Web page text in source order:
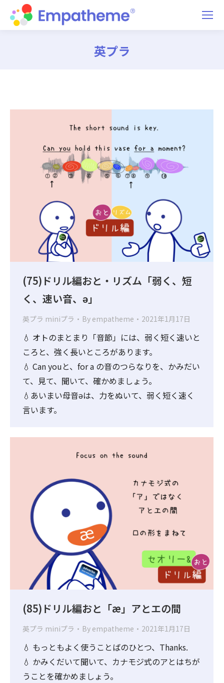
英プラ
(75)ドリル編おと・リズム「弱く、短
く、速い音、ə」
英プラ miniプラ By empatheme 2021年1月17日
💧 オトのまとまり「音節」には、弱く短く速いと
ころと、強く長いところがあります。
💧 Can youと、for a の音のつらなりを、かみだい
て、見て、聞いて、確かめましょう。
💧あいまい母音əは、力をぬいて、弱く短く速く
言います。
(85)ドリル編おと「æ」アとエの間
英プラ miniプラ By empatheme 2021年1月17日
💧 もっともよく使うことばのひとつ、Thanks.
💧 かみくだいて聞いて、カナモジ式のアとはちが
うことを確かめましょう。